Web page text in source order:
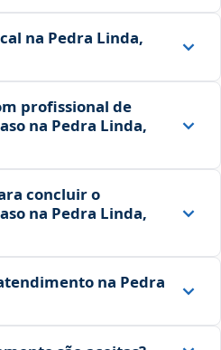
na Pedra Linda,
profissional de
na Pedra Linda,
concluir o
na Pedra Linda,
na Pedra